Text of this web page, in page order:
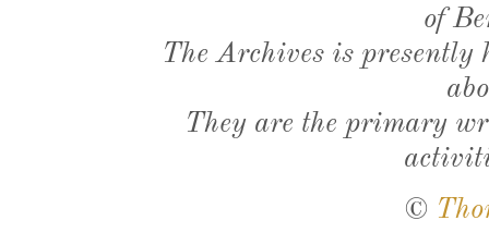
of
The Archives is presently
They are the primary
©